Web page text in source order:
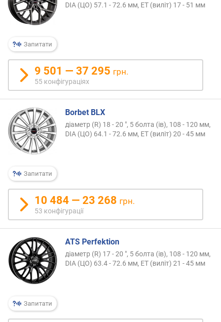
Запитати
DIA (ЦО) 57.1 - 72.6 мм, ET (виліт) 17 - 51 мм
9 501 — 37 295 грн.
55 конфігураціях
Запитати
Borbet BLX
діаметр (R) 18 - 20 ", 5 болта (ів), 108 - 120 мм,
DIA (ЦО) 64.1 - 72.6 мм, ET (виліт) 20 - 45 мм
10 484 — 23 268 грн.
53 конфігурації
Запитати
ATS Perfektion
діаметр (R) 17 - 20 ", 5 болта (ів), 108 - 120 мм,
DIA (ЦО) 63.4 - 72.6 мм, ET (виліт) 21 - 45 мм